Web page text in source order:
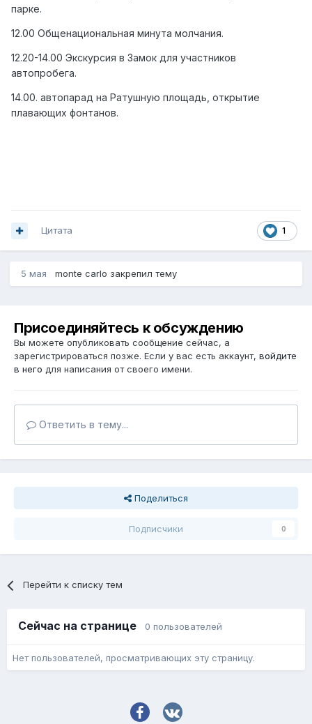
парке.
12.00 Общенациональная минута молчания.
12.20-14.00 Экскурсия в Замок для участников
автопробега.
14.00. автопарад на Ратушную площадь, открытие
плавающих фонтанов.
1
Цитата
5 мая monte carlo закрепил тему
Присоединяйтесь к обсуждению
Вы можете опубликовать сообщение сейчас, а
зарегистрироваться позже. Если у вас есть аккаунт, войдите
в него для написания от своего имени.
Ответить в тему...
Поделиться
Подписчики 0
Перейти к списку тем
Сейчас на странице 0 пользователей
Нет пользователей, просматривающих эту страницу.